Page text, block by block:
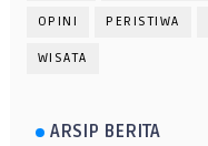
OPINI PERISTIWA
WISATA
ARSIP BERITA